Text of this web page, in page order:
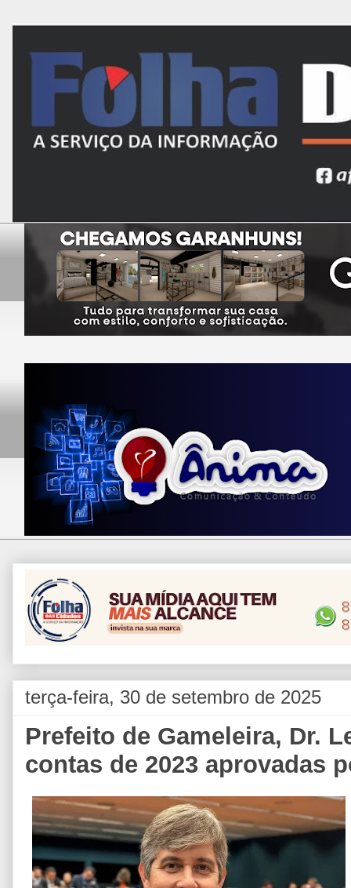
terça-feira, 30 de setembro de 2025
Prefeito de Gameleira, Dr.
contas de 2023 aprovadas